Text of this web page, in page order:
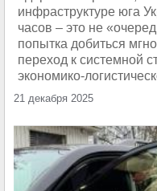
инфраструктуре юга
часов – это не
попытка добиться
переход к системной
экономико-
21 декабря 2025